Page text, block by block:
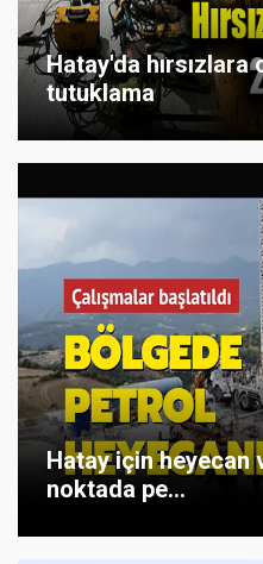
Hatay'da hırsızlara
tutuklama
Hatay için heyecan
noktada pe...